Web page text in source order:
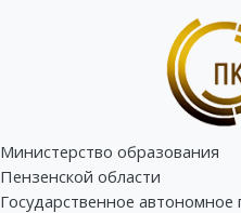
Министерство образования
Пензенской области
Государственное автономное